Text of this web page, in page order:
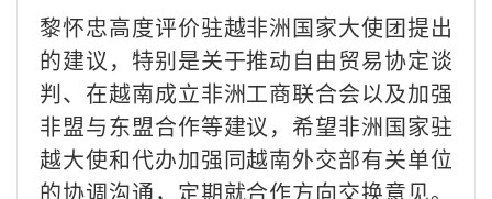
黎怀忠高度评价驻越非洲国家大使团提出
的建议，特别是关于推动自由贸易协定谈
判、在越南成立非洲工商联合会以及加强
非盟与东盟合作等建议，希望非洲国家驻
越大使和代办加强同越南外交部有关单位
的协调沟通，定期就合作方向交换意见。